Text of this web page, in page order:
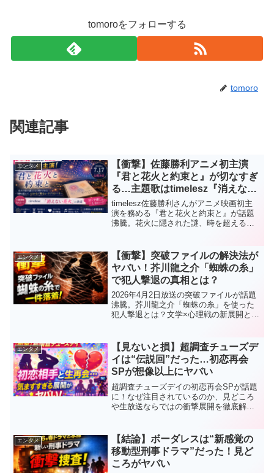
tomoroをフォローする
tomoro
関連記事
エンタメ
【衝撃】佐藤勝利アニメ初主演
『君と花火と約束と』が切なすぎ
る…主題歌はtimelesz『消えない
花火』
timelesz佐藤勝利さんがアニメ映画初主
演を務める『君と花火と約束と』が話題
沸騰。花火に隠された謎、時を超える切
い」とSNS騒然。見どころを徹底解説。
エンタメ
【衝撃】突破ファイルの解決法が
ヤバい！芥川龍之介「蜘蛛の糸」
で犯人撃退の真相とは？
2026年4月2日放送の突破ファイルが話題
沸騰。芥川龍之介「蜘蛛の糸」を使った
犯人撃退とは？文学×心理戦の新展開と新
エンタメ
【見ないと損】超調査チューズデ
イは“伝説回”だった…初恋再会
SPが想像以上にヤバい
超調査チューズデイの初恋再会SPが話題
に！なぜ注目されているのか、見どころ
や生放送ならではの衝撃展開を徹底解
エンタメ
【結論】ボーダレスは“新感覚の
移動型刑事ドラマ”だった！見ど
ころがヤバい